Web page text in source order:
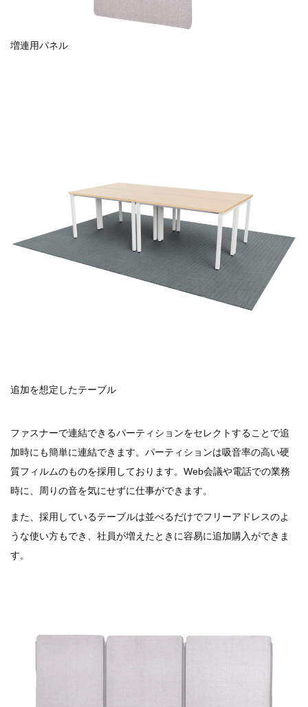
増連用パネル
追加を想定したテーブル
ファスナーで連結できるパーティションをセレクトすることで追
加時にも簡単に連結できます。パーティションは吸音率の高い硬
質フィルムのものを採用しております。Web会議や電話での業務
時に、周りの音を気にせずに仕事ができます。
また、採用しているテーブルは並べるだけでフリーアドレスのよ
うな使い方もでき、社員が増えたときに容易に追加購入ができま
す。